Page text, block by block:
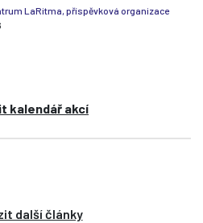
LaRitma, příspěvková organizace
kalendář akcí
další články